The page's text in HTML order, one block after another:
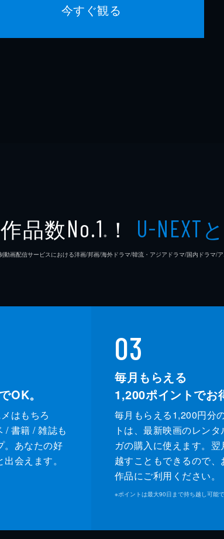
今すぐ観る
品数No.1 ※ ！ U-NEXT
画配信サービスにおける洋画/邦画/海外ドラマ/韓流・アジアドラマ/国内ドラマ/ア
OK。
はもちろ
/ 書籍 / 雑誌も
。あなたの好
会えます。
03
毎月もらえる
1,200ポイントでお
毎月もらえる1,200円分
トは、最新映画のレンタ
ガの購入に使えます。翌
越すこともできるので、
作品にご利用ください。
※ポイントは最大90日まで持ち越し可能で